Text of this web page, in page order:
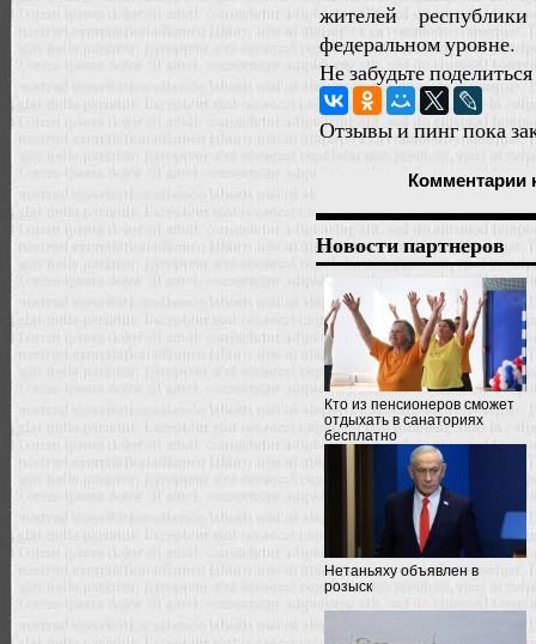
жителей
федеральном уровне.
Не забудьте
Отзывы и пинг пока
Комментарии
Новости партнеров
Кто из пенсионеров сможет
отдыхать в санаториях
бесплатно
Нетаньяху объявлен в
розыск